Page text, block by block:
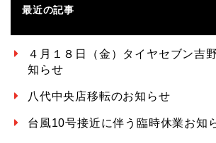
最近の記事
４月１８日（金）タイヤセブン吉
知らせ
八代中央店移転のお知らせ
台風10号接近に伴う臨時休業お知